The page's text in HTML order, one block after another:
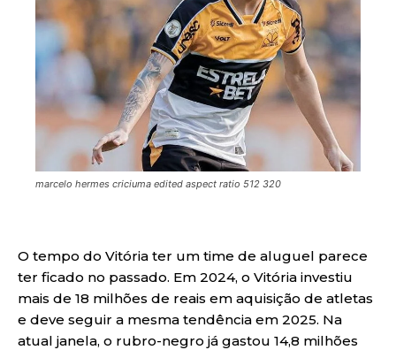
marcelo hermes criciuma edited aspect ratio 512 320
O tempo do Vitória ter um time de aluguel parece
ter ficado no passado. Em 2024, o Vitória investiu
mais de 18 milhões de reais em aquisição de atletas
e deve seguir a mesma tendência em 2025. Na
atual janela, o rubro-negro já gastou 14,8 milhões